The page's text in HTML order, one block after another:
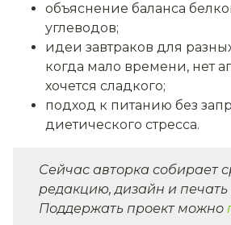
объяснение баланса
углеводов;
идеи завтраков для
когда мало времени, нет
хочется сладкого;
подход к питанию без
диетического стресса.
Сейчас авторка собирает
редакцию, дизайн и печать
Поддержать проект можно